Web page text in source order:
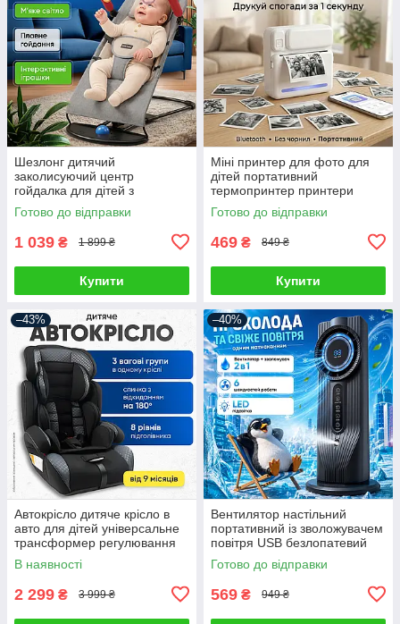
Шезлонг дитячий
заколисуючий центр
гойдалка для дітей з
іграшками світлом гойдалки
для немовлят заколисуюче
Готово до відправки
1 039 ₴ 1 899 ₴
Купити
Міні принтер для фото для
дітей портативний
термопринтер принтери
дитячий мініпринтер
безпроводний фотопринтер
Готово до відправки
469 ₴ 849 ₴
Купити
–43%
Автокрісло дитяче крісло в
авто для дітей універсальне
трансформер регулювання
спинки
В наявності
2 299 ₴ 3 999 ₴
–40%
Вентилятор настільний
портативний із зволожувачем
повітря USB безлопатевий
охолоджувач персональний
міні кондиціонер LED
Готово до відправки
569 ₴ 949 ₴